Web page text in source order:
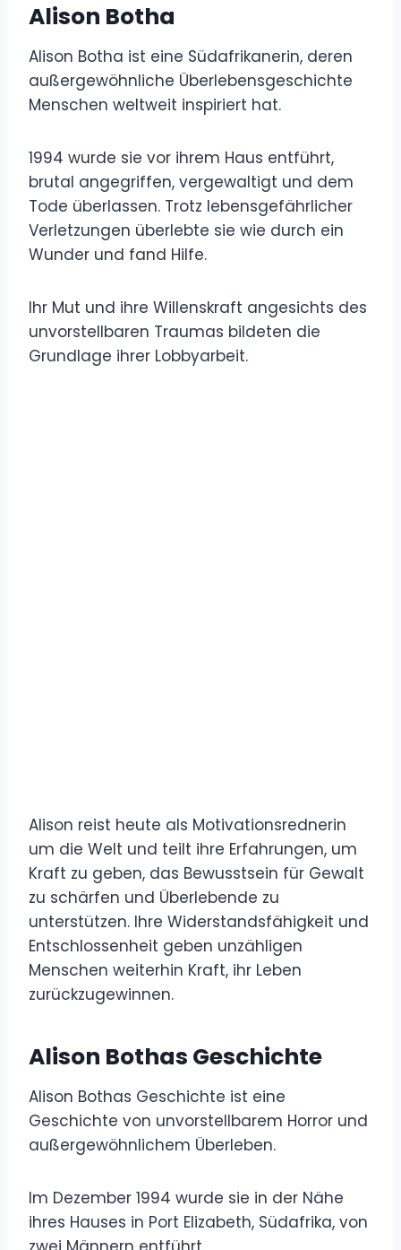
Alison Botha
Alison Botha ist eine Südafrikanerin, deren
außergewöhnliche Überlebensgeschichte
Menschen weltweit inspiriert hat.
1994 wurde sie vor ihrem Haus entführt,
brutal angegriffen, vergewaltigt und dem
Tode überlassen. Trotz lebensgefährlicher
Verletzungen überlebte sie wie durch ein
Wunder und fand Hilfe.
Ihr Mut und ihre Willenskraft angesichts des
unvorstellbaren Traumas bildeten die
Grundlage ihrer Lobbyarbeit.
Alison reist heute als Motivationsrednerin
um die Welt und teilt ihre Erfahrungen, um
Kraft zu geben, das Bewusstsein für Gewalt
zu schärfen und Überlebende zu
unterstützen. Ihre Widerstandsfähigkeit und
Entschlossenheit geben unzähligen
Menschen weiterhin Kraft, ihr Leben
zurückzugewinnen.
Alison Bothas Geschichte
Alison Bothas Geschichte ist eine
Geschichte von unvorstellbarem Horror und
außergewöhnlichem Überleben.
Im Dezember 1994 wurde sie in der Nähe
ihres Hauses in Port Elizabeth, Südafrika, von